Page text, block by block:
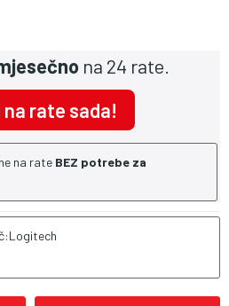
na 24 rate.
na rate sada!
na rate BEZ potrebe za